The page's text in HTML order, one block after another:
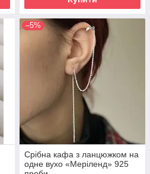
–5%
Срібна кафа з ланцюжком на
одне вухо «Меріленд» 925